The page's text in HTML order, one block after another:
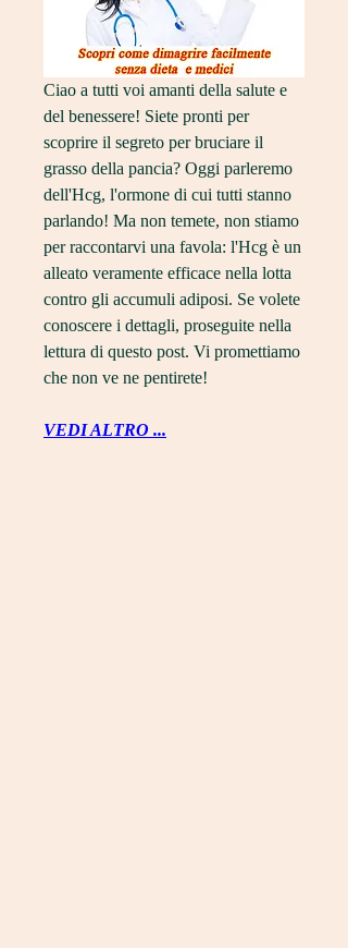
Ciao a tutti voi amanti della salute e
del benessere! Siete pronti per
scoprire il segreto per bruciare il
grasso della pancia? Oggi parleremo
dell'Hcg, l'ormone di cui tutti stanno
parlando! Ma non temete, non stiamo
per raccontarvi una favola: l'Hcg è un
alleato veramente efficace nella lotta
contro gli accumuli adiposi. Se volete
conoscere i dettagli, proseguite nella
lettura di questo post. Vi promettiamo
che non ve ne pentirete!
VEDI ALTRO ...